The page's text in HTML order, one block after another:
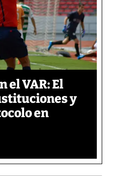
el VAR: El
y
en